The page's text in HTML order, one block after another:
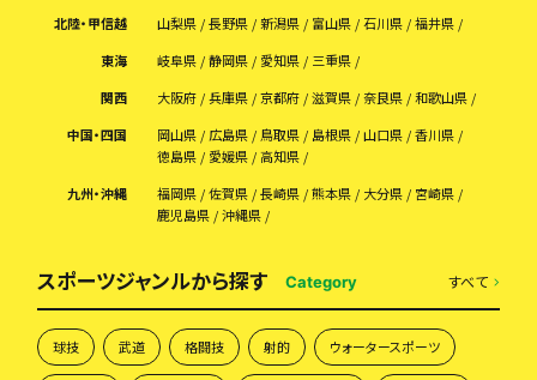
北陸・甲信越
山梨県 長野県 新潟県 富山県 石川県
福井県
東海
岐阜県 静岡県 愛知県
三重県
関西
大阪府 兵庫県 京都府 滋賀県 奈良県
和歌山県
中国・四国
岡山県 広島県 鳥取県 島根県 山口県
香川県
徳島県
愛媛県
高知県
九州・沖縄
福岡県 佐賀県 長崎県 熊本県 大分県
宮崎県
鹿児島県
沖縄県
スポーツジャンルから探す Category すべて
球技 武道 格闘技 射的 ウォータースポーツ